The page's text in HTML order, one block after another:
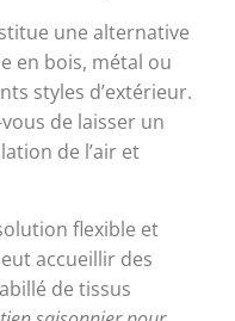
une alternative
en bois, métal ou
styles d’extérieur.
de laisser un
de l’air et
flexible et
accueillir des
de tissus